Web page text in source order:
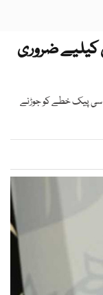
کیلیے ضروری
سی پیک خطے کو جوڑنے